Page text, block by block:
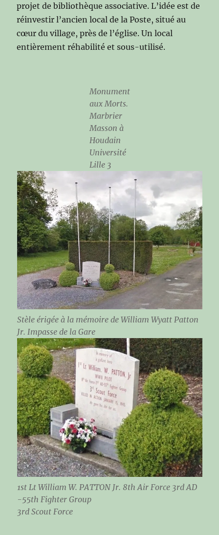
projet de bibliothèque associative. L’idée est de
réinvestir l’ancien local de la Poste, situé au
cœur du village, près de l’église. Un local
entièrement réhabilité et sous-utilisé.
Monument
aux Morts.
Marbrier
Masson à
Houdain
Université
Lille 3
Stèle érigée à la mémoire de William Wyatt Patton
Jr. Impasse de la Gare
1st Lt William W. PATTON Jr. 8th Air Force 3rd AD
-55th Fighter Group
3rd Scout Force